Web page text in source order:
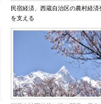
民宿経済、西蔵自治区の農村経済
を支える​